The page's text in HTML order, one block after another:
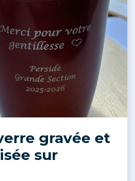
gravée et
sur